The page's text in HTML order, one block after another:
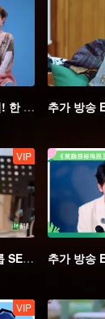
EP.1-2: 첫회 빙상운동회! 한 덩어리가 된 멤버
VIP
추가 방송 EP.2-1: 걸그룹 SEA 떴다! 샤오라쟈오를 응원하는 왕학체
VIP